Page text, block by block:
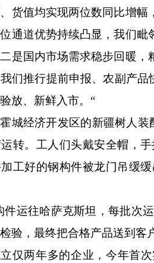
货值均实现两位数同比增
通道优势持续凸显，我们
是国内市场需求稳步回暖
们推行提前申报、农副产品
放、新鲜入市。“
城经济开发区的新疆树人
转。工人们头戴安全帽，
工好的钢构件被龙门吊缓
件运往哈萨克斯坦，每批次
验，最终把合格产品送到客
仅两年多的企业，今年首